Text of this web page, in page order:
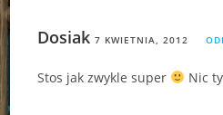
Dosiak 7 KWIETNIA, 2012
Stos jak zwykle super Nic